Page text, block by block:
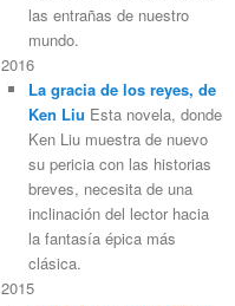
las entrañas de nuestro
mundo.
2016
La gracia de los reyes, de
Ken Liu Esta novela, donde
Ken Liu muestra de nuevo
su pericia con las historias
breves, necesita de una
inclinación del lector hacia
la fantasía épica más
clásica.
2015